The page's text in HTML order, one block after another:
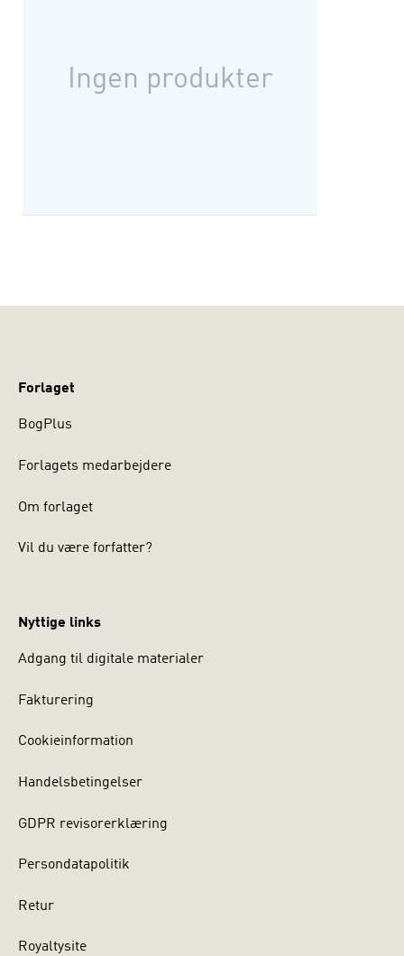
Ingen produkter
Forlaget
BogPlus
Forlagets medarbejdere
Om forlaget
Vil du være forfatter?
Nyttige links
Adgang til digitale materialer
Fakturering
Cookieinformation
Handelsbetingelser
GDPR revisorerklæring
Persondatapolitik
Retur
Royaltysite